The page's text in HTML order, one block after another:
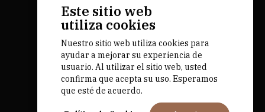
Este sitio web
utiliza cookies
Nuestro sitio web utiliza cookies para
ayudar a mejorar su experiencia de
usuario. Al utilizar el sitio web, usted
confirma que acepta su uso. Esperamos
que esté de acuerdo.
RNAAT 684/2019.
by M&ADigital
Fundado por